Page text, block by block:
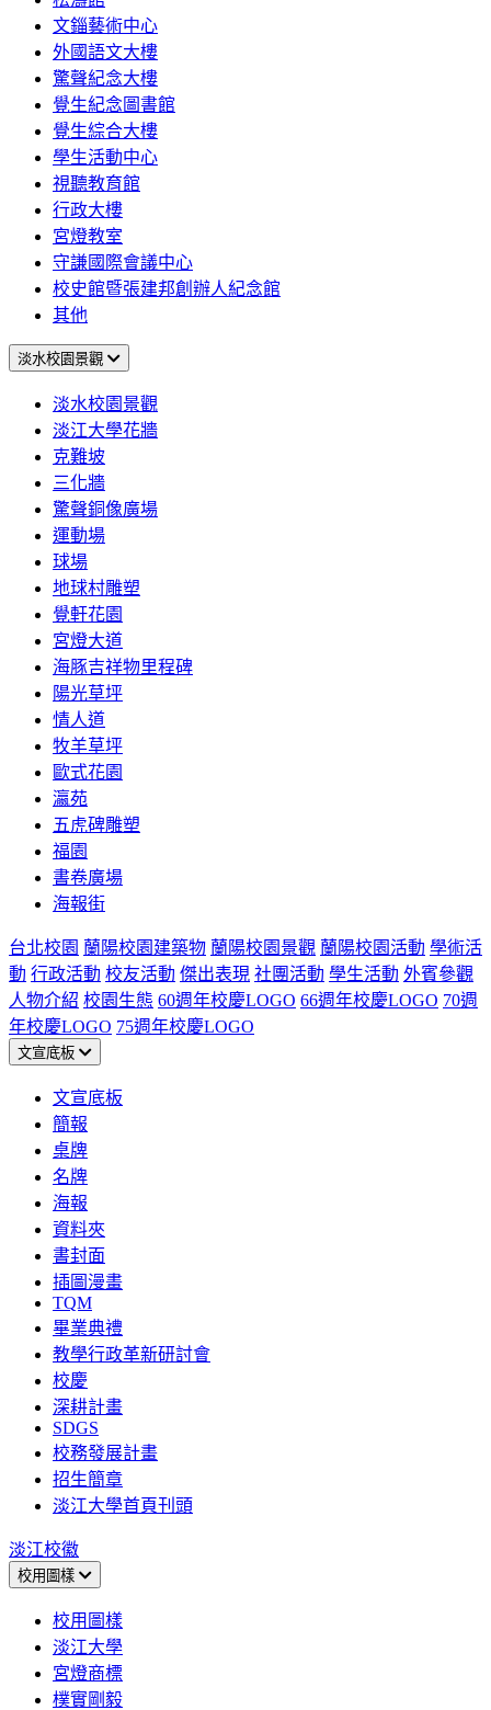
文錙藝術中心
外國語文大樓
驚聲紀念大樓
覺生紀念圖書館
覺生綜合大樓
學生活動中心
視聽教育館
行政大樓
宮燈教室
守謙國際會議中心
校史館暨張建邦創辦人紀念館
其他
淡水校園景觀
淡水校園景觀
淡江大學花牆
克難坡
三化牆
驚聲銅像廣場
運動場
球場
地球村雕塑
覺軒花園
宮燈大道
海豚吉祥物里程碑
陽光草坪
情人道
牧羊草坪
歐式花園
瀛苑
五虎碑雕塑
福園
書卷廣場
海報街
台北校園 蘭陽校園建築物 蘭陽校園景觀 蘭陽校園活動 學術活
動 行政活動 校友活動 傑出表現 社團活動 學生活動 外賓參觀
人物介紹 校園生態 60週年校慶LOGO 66週年校慶LOGO 70週
年校慶LOGO 75週年校慶LOGO
文宣底板
文宣底板
簡報
桌牌
名牌
海報
資料夾
書封面
插圖漫畫
TQM
畢業典禮
教學行政革新研討會
校慶
深耕計畫
SDGS
校務發展計畫
招生簡章
淡江大學首頁刊頭
淡江校徽
校用圖樣
校用圖樣
淡江大學
宮燈商標
樸實剛毅